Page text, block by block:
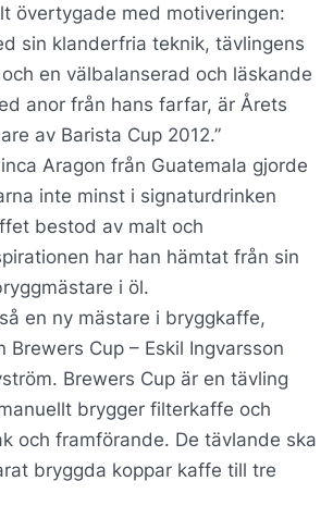
övertygade med motiveringen:
sin klanderfria teknik, tävlingens
en välbalanserad och läskande
anor från hans farfar, är Årets
av Barista Cup 2012.”
Aragon från Guatemala gjorde
inte minst i signaturdrinken
bestod av malt och
har han hämtat från sin
i öl.
en ny mästare i bryggkaffe,
Brewers Cup – Eskil Ingvarsson
Brewers Cup är en tävling
brygger filterkaffe och
och framförande. De tävlande ska
bryggda koppar kaffe till tre